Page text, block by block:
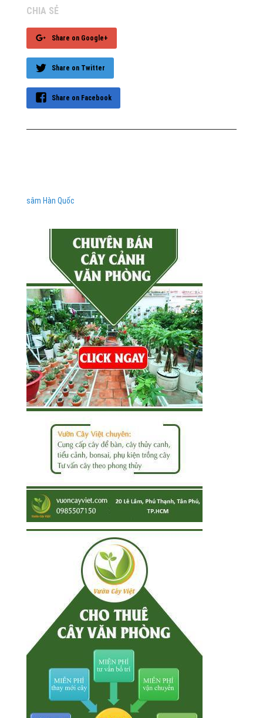
CHIA SẺ
Share on Google+
Share on Twitter
Share on Facebook
sâm Hàn Quốc